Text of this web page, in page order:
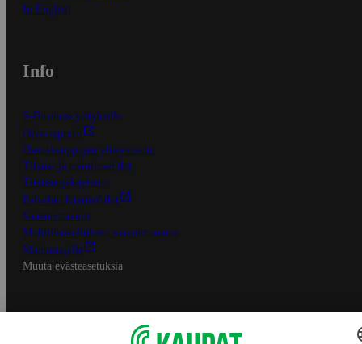
In English
Info
S-Business yrityksille
Oiva-raportit
Osuuskauppojen yhteystiedot
Tilaus- ja toimitusehdot
Tietosuojakäytäntö
Palvelun käyttöehdot
Saavutettavuus
Mobiilisovelluksen saavutettavuus
Mainostajalle
Muuta evästeasetuksia
S-ryhmän palvelut